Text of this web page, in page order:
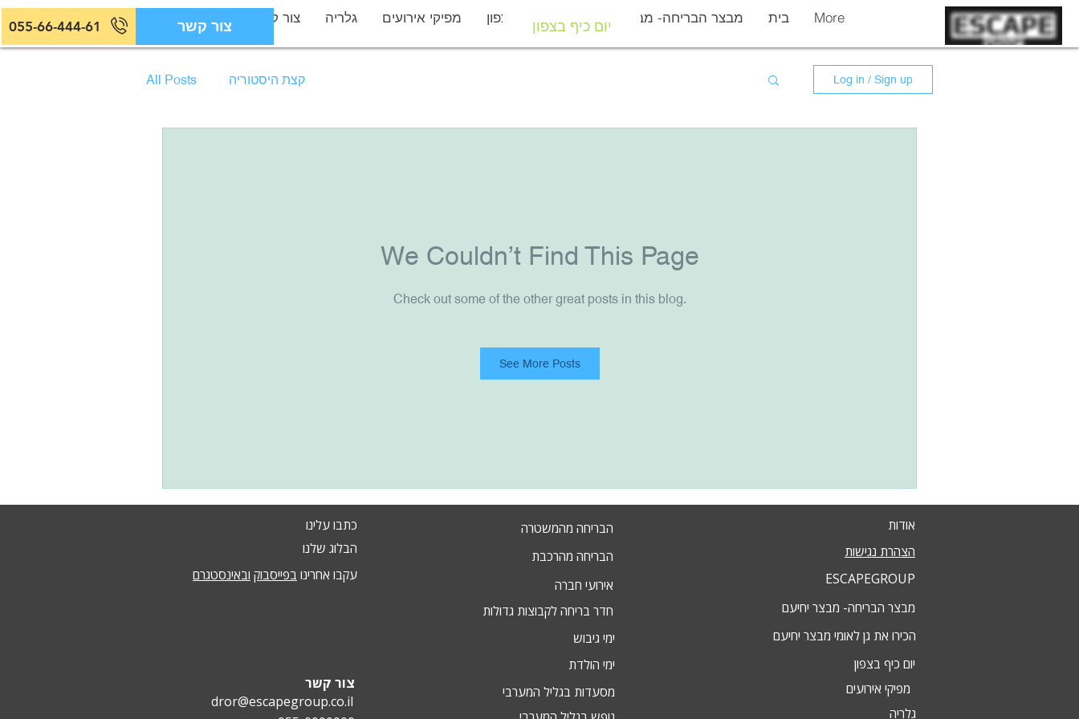
055-66-444-61
צור קשר גלריה מפיקי אירועים יום כיף בצפון מבצר הבריחה- מבצר יחיעם בית More
יום כיף בצפון צור קשר
All Posts קצת היסטוריה Log in / Sign up
We Couldn’t Find This Page
Check out some of the other great posts in this blog.
See More Posts
כתבו עלינו
הבלוג שלנו
עקבו אחרינו בפייסבוק ובאינסטגרם
הבריחה מהמשטרה
הבריחה מהרכבת
אירועי חברה
חדר בריחה לקבוצות גדולות
ימי גיבוש
צור קשר
dror@escapegroup.co.il
ימי הולדת
מסעדות בגליל המערבי
אודות
הצהרת נגישות
ESCAPEGROUP
מבצר הבריחה- מבצר יחיעם
הכירו את גן לאומי מבצר יחיעם
יום כיף בצפון
מפיקי אירועים
גלריה